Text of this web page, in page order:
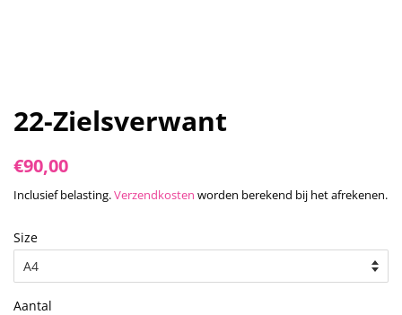
22-Zielsverwant
Normale
€90,00
Inclusief belasting.Verzendkosten worden berekend bij het afrekenen.
Size
Aantal